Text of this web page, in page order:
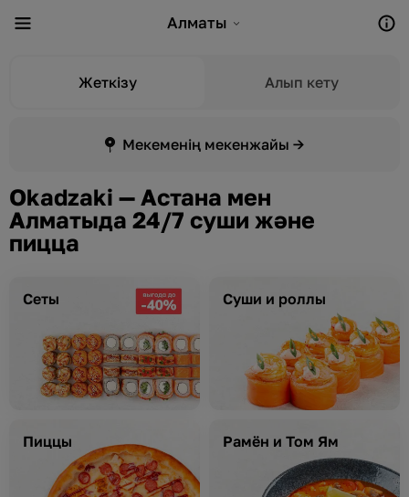
Алматы
Жеткізу Алып кету
Мекеменің мекенжайы →
Okadzaki — Астана мен
Алматыда 24/7 суши және
пицца
Сеты Суши и роллы
Пиццы Рамён и Том Ям